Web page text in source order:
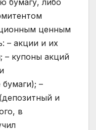
бумагу, либо
ценным
– акции и их
– купоны акций
–
и
в